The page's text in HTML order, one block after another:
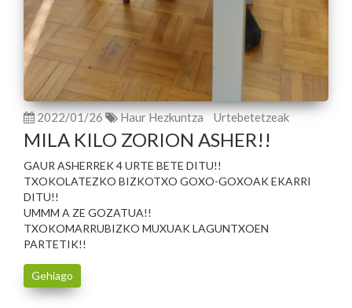
2022/01/26 Haur Hezkuntza Urtebetetzeak
MILA KILO ZORION ASHER!!
GAUR ASHERREK 4 URTE BETE DITU!!
TXOKOLATEZKO BIZKOTXO GOXO-GOXOAK EKARRI
DITU!!
UMMM A ZE GOZATUA!!
TXOKOMARRUBIZKO MUXUAK LAGUNTXOEN
PARTETIK!!
Gehiago